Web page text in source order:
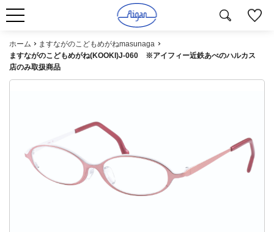
ホーム
ますながのこどもめがねmasunaga
ますながのこどもめがね(KOOKI)J-060 ※アイフィー近鉄あべのハルカス
店のみ取扱商品